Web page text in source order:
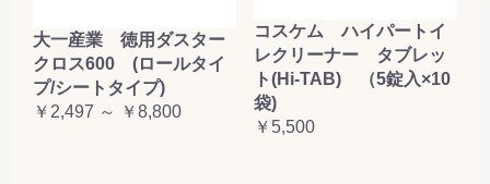
大一産業 徳用ダスター
クロス600 (ロールタイ
プ/シートタイプ)
￥2,497 ～ ￥8,800
コスケム ハイパートイ
レクリーナー タブレッ
ト(Hi-TAB) （5錠入×10
袋)
￥5,500